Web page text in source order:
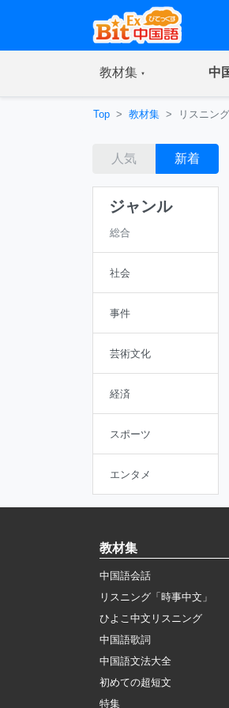
教材集(current) 中
Top 教材集 リスニン
人気 新着
ジャンル
総合
社会
事件
芸術文化
経済
スポーツ
エンタメ
教材集
中国語会話
リスニング「時事中文」
ひよこ中文リスニング
中国語歌詞
中国語文法大全
初めての超短文
特集